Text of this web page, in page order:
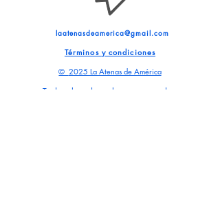
laatenasdeamerica@gmail.com
Términos y condiciones
© 2025 La Atenas de América
Todos los derechos reservados